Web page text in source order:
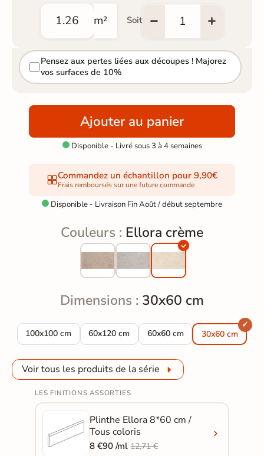
m² Soit
Pensez aux pertes liées aux découpes ! Majorez
vos surfaces de 10%
Ajouter au panier
Disponible - Livré sous 3 à 4 semaines
Commandez un échantillon pour 9,90€
Frais remboursés sur une future commande
 Disponible - Livraison Fin Août / début septembre
Couleurs : Ellora crème
Dimensions : 30x60 cm
100x100 cm
Carrelage sol effet pierre Ellora crème 100*100 cm
60x120 cm
Carrelage sol effet pierre Ellora crème
60x60 cm
Carrelage sol effet pierre
30x60 cm
Voir tous les produits de la série
LES FINITIONS ASSORTIES
Plinthe Ellora 8*60 cm /
Tous coloris
8 €90 /ml12,71 €